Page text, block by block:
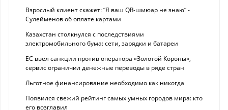
Взрослый клиент скажет: “Я ваш QR-шмюар не знаю“ -
Сулейменов об оплате картами
Казахстан столкнулся с последствиями
электромобильного бума: сети, зарядки и батареи
ЕС ввел санкции против оператора «Золотой Короны»,
сервис ограничил денежные переводы в ряде стран
Льготное финансирование необходимо как никогда
Появился свежий рейтинг самых умных городов мира: кто
его возглавил